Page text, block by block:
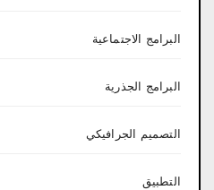
البرامج الاجتماعية
البرامج الجذرية
التصميم الجرافيكي
التطبيق